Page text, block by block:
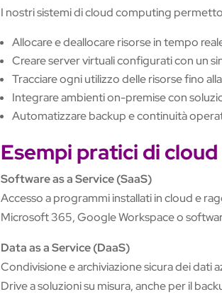
I nostri sistemi di cloud computing
Allocare e deallocare risorse in tempo
Creare server virtuali configurati con un
Tracciare ogni utilizzo delle risorse fino
Integrare ambienti on-premise con
Automatizzare backup e continuità
Esempi pratici di
Software as a Service (SaaS)
Accesso a programmi installati in cloud e
Microsoft 365, Google Workspace o
Data as a Service (DaaS)
Condivisione e archiviazione sicura dei dati
Drive a soluzioni su misura, anche per il